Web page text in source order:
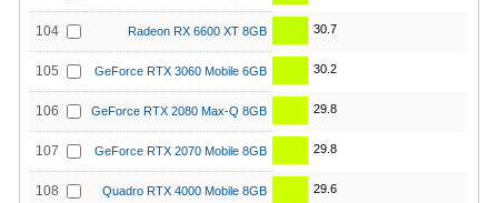
104 Radeon RX 6600 XT 8GB 30.7
105 GeForce RTX 3060 Mobile 6GB 30.2
106 GeForce RTX 2080 Max-Q 8GB 29.8
107 GeForce RTX 2070 Mobile 8GB 29.8
108 Quadro RTX 4000 Mobile 8GB 29.6